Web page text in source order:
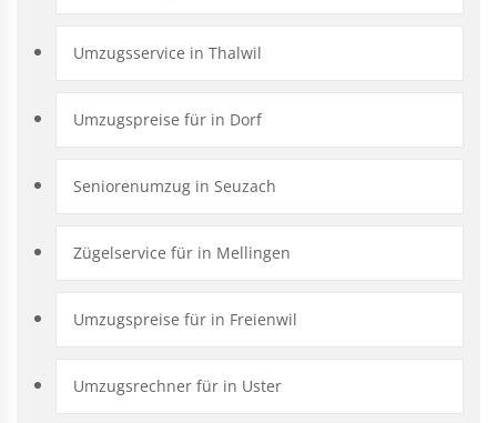
Umzugsservice in Thalwil
Umzugspreise für in Dorf
Seniorenumzug in Seuzach
Zügelservice für in Mellingen
Umzugspreise für in Freienwil
Umzugsrechner für in Uster